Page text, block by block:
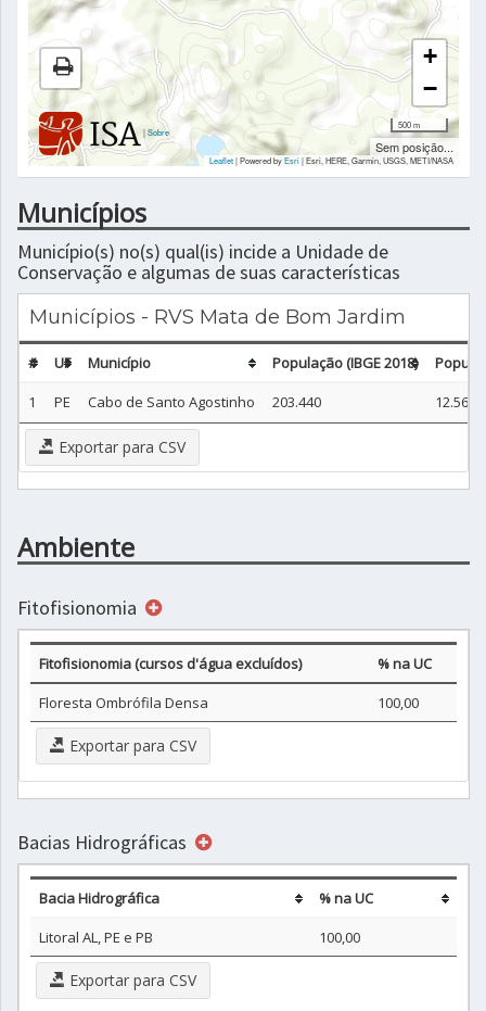
|Sobre
+
−
500 m
Sem posição...
Leaflet| Powered byEsri|Esri, HERE, Garmin, USGS, METI/NASA
Municípios
Município(s) no(s) qual(is) incide a Unidade de
Conservação e algumas de suas características
Municípios - RVS Mata de Bom Jardim
# UF Município População (IBGE 2018)
1
PE Cabo de Santo Agostinho 203.440 12.566
Exportar para CSV
Ambiente
Fitofisionomia
Fitofisionomia (cursos d'água excluídos)
% na UC
Floresta Ombrófila Densa
100,00
Exportar para CSV
Bacias Hidrográficas
Bacia Hidrográfica
% na UC
Litoral AL, PE e PB
100,00
Exportar para CSV